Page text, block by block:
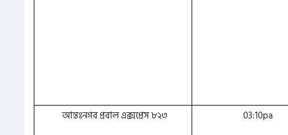
আন্তঃনগর প্রবাল এক্সপ্রেস ৮২৩ 03:10pa